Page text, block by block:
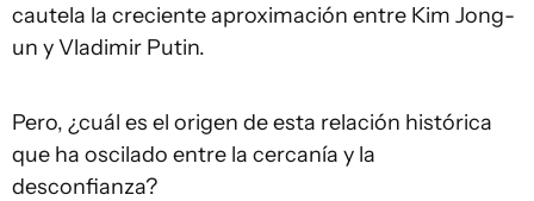
cautela la creciente aproximación entre Kim Jong-
un y Vladimir Putin.
Pero, ¿cuál es el origen de esta relación histórica
que ha oscilado entre la cercanía y la
desconfianza?